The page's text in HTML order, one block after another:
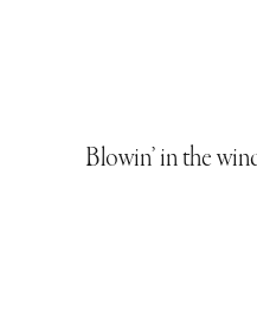
Blowin’ in the